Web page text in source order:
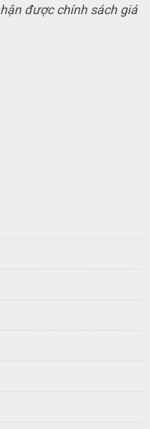
được chính sách giá